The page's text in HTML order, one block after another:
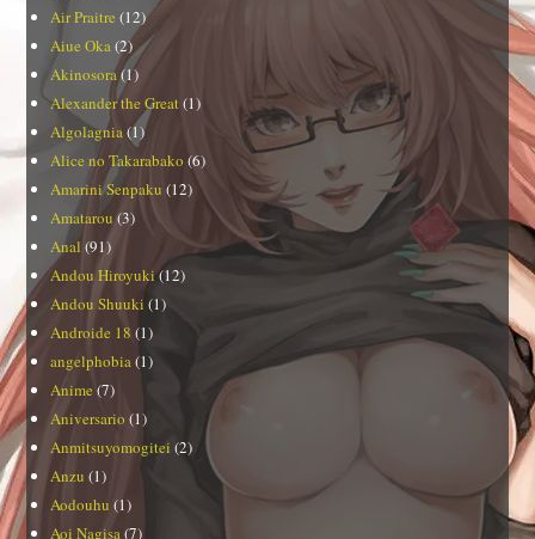
Air Praitre (12)
Aiue Oka (2)
Akinosora (1)
Alexander the Great (1)
Algolagnia (1)
Alice no Takarabako (6)
Amarini Senpaku (12)
Amatarou(3)
Anal (91)
Andou Hiroyuki(12)
Andou Shuuki (1)
Androide 18 (1)
angelphobia (1)
Anime (7)
Aniversario (1)
Anmitsuyomogitei (2)
Anzu (1)
Aodouhu (1)
Aoi Nagisa (7)